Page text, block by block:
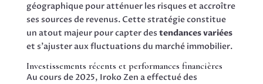
géographique pour atténuer les risques et accroître
ses sources de revenus. Cette stratégie constitue
un atout majeur pour capter des tendances variées
et s’ajuster aux fluctuations du marché immobilier.
Investissements récents et performances financières
Au cours de 2025, Iroko Zen a effectué des